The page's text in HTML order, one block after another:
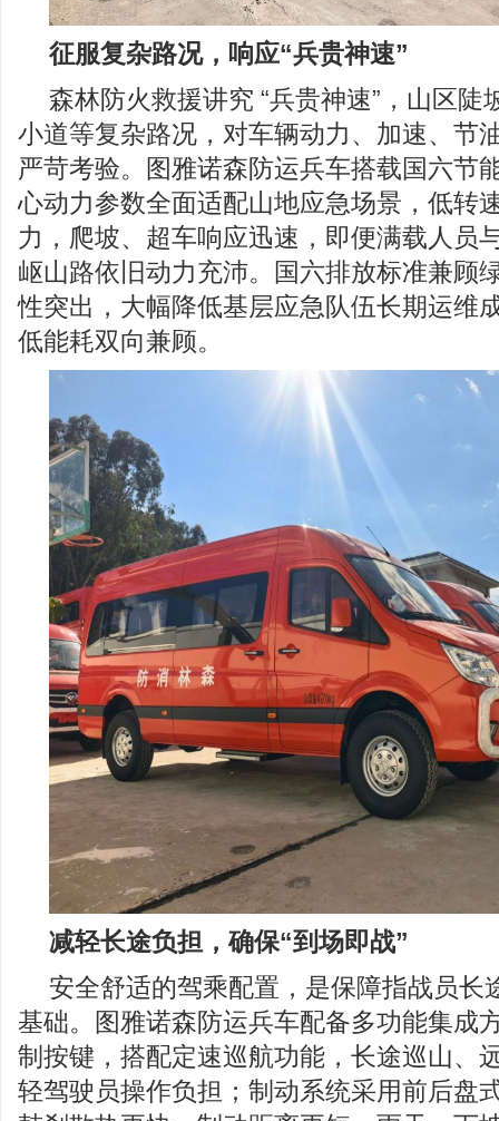
征服复杂路况，响应“兵贵神速”
森林防火救援讲究 “兵贵神速”，山区陡
小道等复杂路况，对车辆动力、加速、节
严苛考验。图雅诺森防运兵车搭载国六节
心动力参数全面适配山地应急场景，低转
力，爬坡、超车响应迅速，即便满载人员
岖山路依旧动力充沛。国六排放标准兼顾
性突出，大幅降低基层应急队伍长期运维
低能耗双向兼顾。
减轻长途负担，确保“到场即战”
安全舒适的驾乘配置，是保障指战员长
基础。图雅诺森防运兵车配备多功能集成
制按键，搭配定速巡航功能，长途巡山、
轻驾驶员操作负担；制动系统采用前后盘